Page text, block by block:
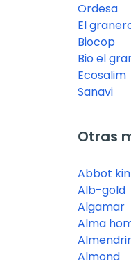
Ordesa
El
Biocop
Bio el
Ecosalim
Sanavi
Otras
Abbot
Alb-gold
Algamar
Alma
Almond